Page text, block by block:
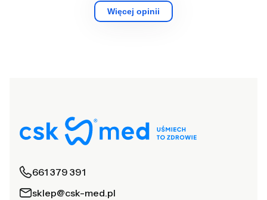
Więcej opinii
661 379 391
sklep@csk-med.pl